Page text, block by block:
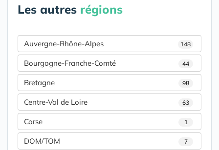
Les autres régions
Auvergne-Rhône-Alpes 148
Bourgogne-Franche-Comté 44
Bretagne 98
Centre-Val de Loire 63
Corse 1
DOM/TOM 7